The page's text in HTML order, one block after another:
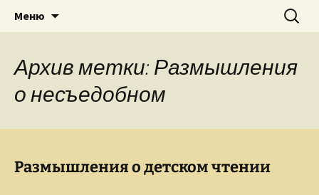
Сайт Ольги Грибановой
Творческое пространство писателя,
поэта, публициста, литературоведа
Ольги Грибановой
Меню Найти:
Архив метки: Размышления
о несъедобном
Размышления о детском чтении